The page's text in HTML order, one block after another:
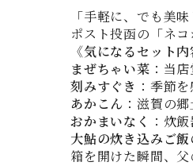
「手軽に、でも美
ポスト投函の「ネ
《気になるセット内
まぜちゃい菜 ：当
刻みすぐき ：季節
あかこん ：滋賀の
おかまいなく ：炊
大鮎の炊き込みご飯
箱を開けた瞬間、